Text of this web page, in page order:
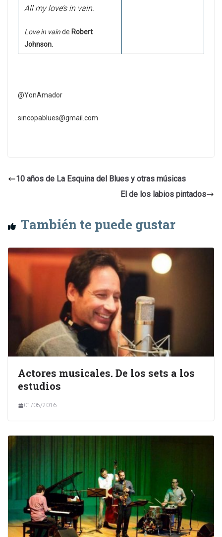
All my love’s in vain.
Love in vainde Robert
Johnson.
@YonAmador
sincopablues@gmail.com
10 años de La Esquina del Blues y otras músicas
El de los labios pintados
También te puede gustar
Actores musicales. De los sets a los
estudios
01/05/2016